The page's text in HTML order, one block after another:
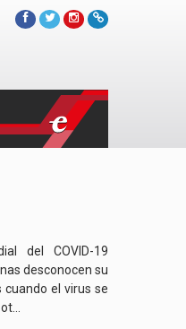
del COVID-19
desconocen su
el virus se